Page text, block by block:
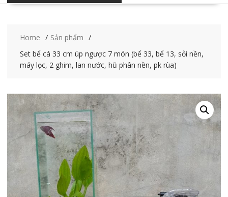
Home
Sản phẩm
Set bể cá 33 cm úp ngược 7 món (bể 33, bể 13, sỏi nền,
máy lọc, 2 ghim, lan nước, hũ phân nền, pk rùa)